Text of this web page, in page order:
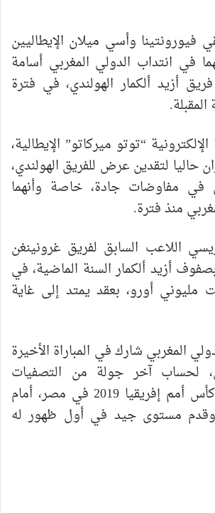
وأسي ميلان الإيطاليين
في انتداب الدولي المغربي أسامة
أزيد ألكمار الهولندي، في فترة
“توتو ميركاتو” الإيطالية،
حاليا لتقدين عرض للفريق الهولندي،
مفاوضات جادة، خاصة وأنهما
منذ فترة.
اللاعب السابق لفريق غرونينغن
أزيد ألكمار السنة الماضية، في
مليوني أورو، بعقد يمتد إلى غاية
المغربي شارك في المباراة الأخيرة
لحساب آخر جولة من التصفيات
المؤهلة لنهائيات كأس أمم إفريقيا 2019 في مصر، أمام
وقدم مستوى جيد في أول ظهور له